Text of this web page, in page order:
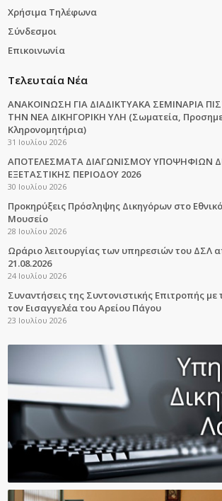
Χρήσιμα Τηλέφωνα
Σύνδεσμοι
Επικοινωνία
Τελευταία Νέα
ΑΝΑΚΟΙΝΩΣΗ ΓΙΑ ΔΙΑΔΙΚΤΥΑΚΑ ΣΕΜΙΝΑΡΙΑ
ΤΗΝ ΝΕΑ ΔΙΚΗΓΟΡΙΚΗ ΥΛΗ (Σωματεία,
Κληρονομητήρια)
31 Ιουλίου 2026
ΑΠΟΤΕΛΕΣΜΑΤΑ ΔΙΑΓΩΝΙΣΜΟΥ ΥΠΟΨΗΦΙΩΝ
ΕΞΕΤΑΣΤΙΚΗΣ ΠΕΡΙΟΔΟΥ 2026
30 Ιουλίου 2026
Προκηρύξεις Πρόσληψης Δικηγόρων στο
Μουσείο
28 Ιουλίου 2026
Ωράριο λειτουργίας των υπηρεσιών του ΔΣΛ
21.08.2026
24 Ιουλίου 2026
Συναντήσεις της Συντονιστικής Επιτροπής με
τον Εισαγγελέα του Αρείου Πάγου
23 Ιουλίου 2026